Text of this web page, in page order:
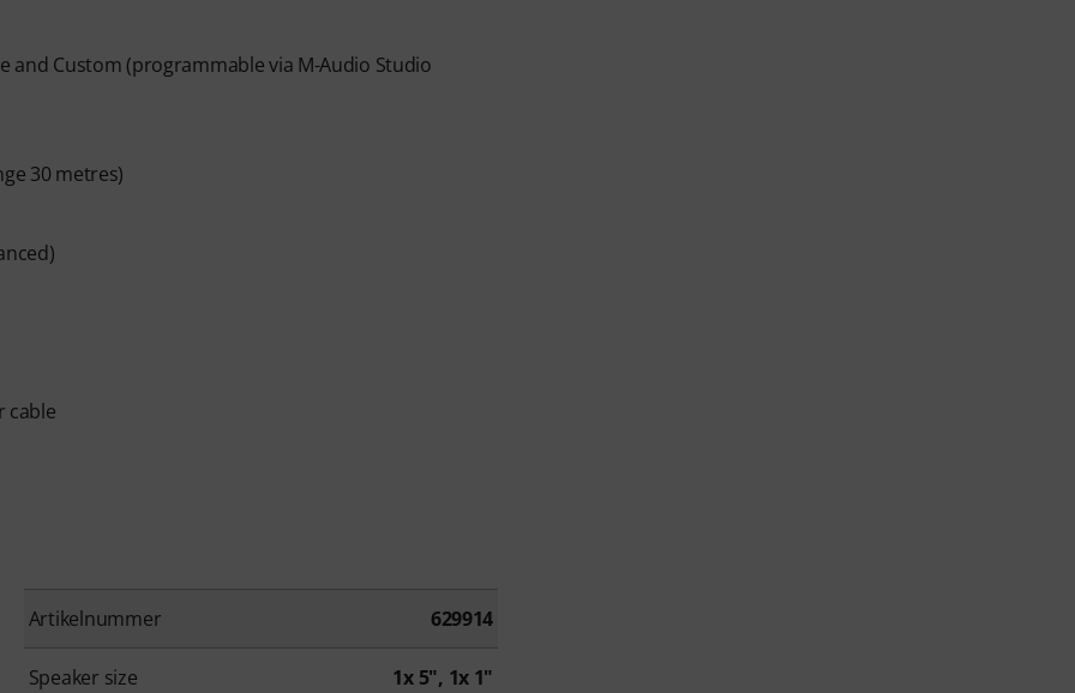
and Custom (programmable via M-Audio Studio
30 metres)
cable
Artikelnummer 629914
Speaker size 1x 5", 1x 1"